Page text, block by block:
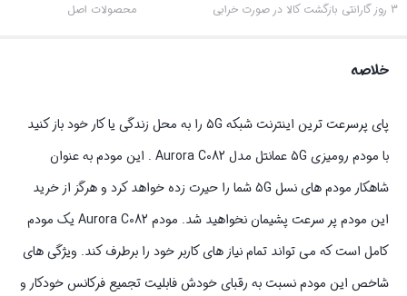
3 روز گارانتی بازگشت کالا در صورت خرابی محصولات اصل
خلاصه
پای پرسرعت ترین اینترنت شبکه 5G را به محل زندگی یا کار خود باز کنید
با مودم رومیزی 5G عمانتل مدل Aurora C082 . این مودم به عنوان
شاهکار مودم های نسل 5G شما را حیرت زده خواهد کرد و هرگز از خرید
این مودم پر سرعت پشیمان نخواهید شد. مودم Aurora C082 یک مودم
کامل است که می تواند تمام نیاز های کاربر خود را برطرف کند. ویژگی های
شاخص این مودم نسبت به رقبای خودش فابلیت تجمیع فرکانس خودکار و